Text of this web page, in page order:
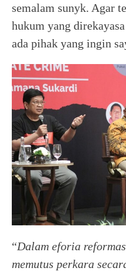
semalam sunyk. Agar
hukum yang
ada pihak yang ingin
“Dalam eforia
memutus perkara